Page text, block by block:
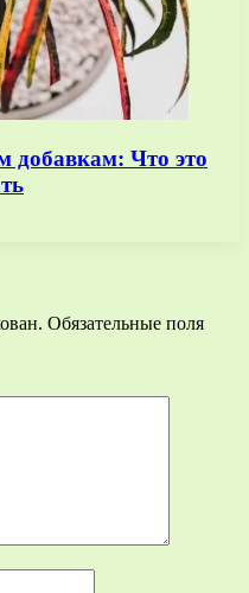
добавкам: Что это
Обязательные поля